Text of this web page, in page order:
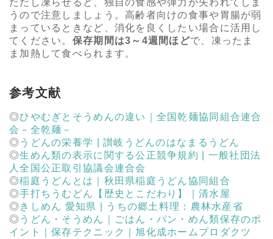
ただし凍らせると、独自の食感や弾力が失われてしま
うので注意しましょう。高齢者向けの食事や胃腸が弱
まっているときなど、消化を良くしたい場合に活用し
てください。 保存期間は3～4週間ほどで、凍ったま
ま加熱して食べられます。
参考文献
ひやむぎとそうめんの違い｜全国乾麺協同組合連合
会－全乾麺－
うどんの栄養学 | 讃岐うどんのはなまるうどん
生めん類の表示に関する公正競争規約 | 一般社団法
人全国公正取引協議会連合会
稲庭うどんとは｜秋田県稲庭うどん協同組合
手打ちうむどん【歴史とこだわり】｜清水屋
きしめん 愛知県 | うちの郷土料理：農林水産省
うどん・そうめん｜ごはん・パン・めん類保存のポ
イント｜保存テクニック｜旭化成ホームプロダクツ